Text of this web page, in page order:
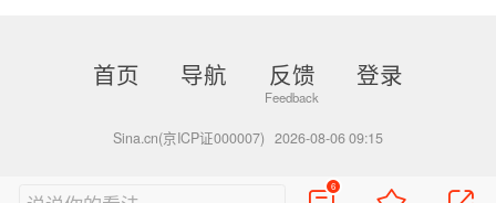
首页 导航 反馈 登录
Sina.cn(京ICP证000007) 2026-08-06 09:15
6